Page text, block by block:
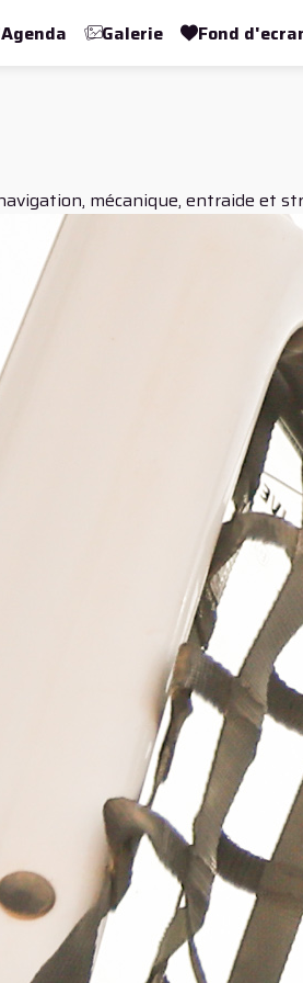
Galerie Fond
mécanique, entraide et